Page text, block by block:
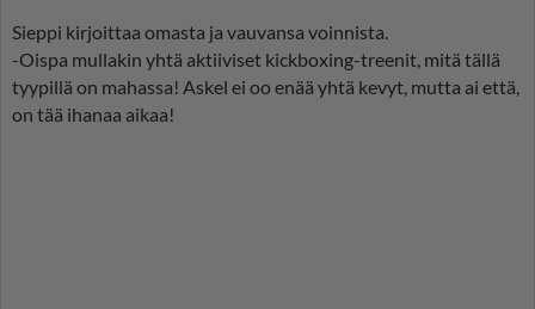
Sieppi kirjoittaa omasta ja vauvansa voinnista.
-Oispa mullakin yhtä aktiiviset kickboxing-treenit, mitä tällä
tyypillä on mahassa! Askel ei oo enää yhtä kevyt, mutta ai että,
on tää ihanaa aikaa!